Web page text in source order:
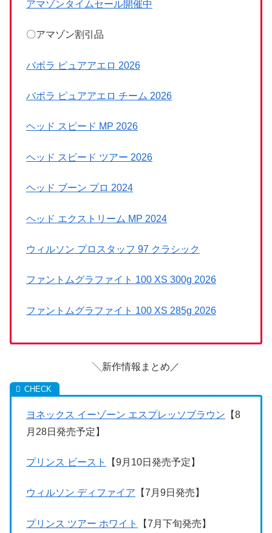
アマゾンタイムセール開催中
〇アマゾン割引品
バボラ ピュアアエロ 2026
バボラ ピュアアエロ チーム 2026
ヘッド スピード MP 2026
ヘッド スピード ツアー 2026
ヘッド ブーン プロ 2024
ヘッド エクストリーム MP 2024
ウィルソン プロスタッフ 97 クラシック
ファントムグラファイト 100 XS 300g 2026
ファントムグラファイト 100 XS 285g 2026
╲新作情報まとめ／
ヨネックス イーゾーン エスプレッソブラウン 【8
月28日発売予定】
プリンス ビースト 【9月10日発売予定】
ウィルソン ディファイア 【7月9日発売】
プリンス ツアー ホワイト 【7月下旬発売】